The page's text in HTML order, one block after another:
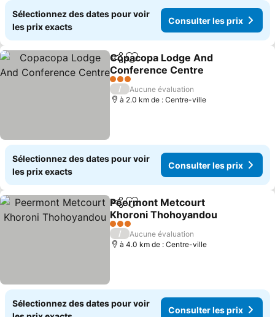
Sélectionnez des dates pour voir
les prix exacts
Consulter les prix
PartagerAjouter à mes favoris
Copacopa Lodge And
Conference Centre
Consulter les prix
3 Étoiles
/
Aucune évaluation
à 2.0 km de : Centre-ville
Sélectionnez des dates pour voir
les prix exacts
Consulter les prix
PartagerAjouter à mes favoris
Peermont Metcourt
Khoroni Thohoyandou
Consulter les prix
3 Étoiles
/
Aucune évaluation
à 4.0 km de : Centre-ville
Sélectionnez des dates pour voir
Consulter les prix